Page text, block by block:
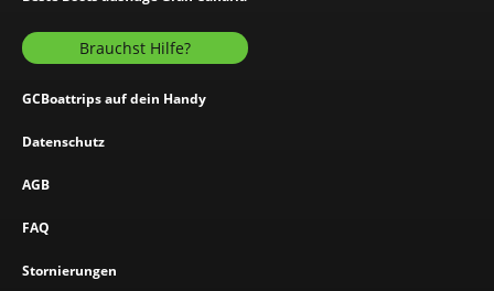
Brauchst Hilfe?
GCBoattrips auf dein Handy
Datenschutz
AGB
FAQ
Stornierungen